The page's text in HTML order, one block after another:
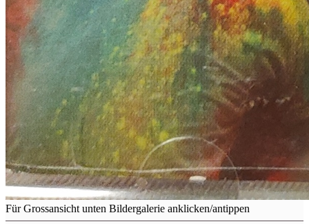
Für Grossansicht unten Bildergalerie anklicken/antippen